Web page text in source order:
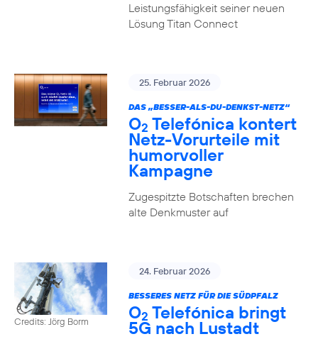
Leistungsfähigkeit seiner neuen
Lösung Titan Connect
25. Februar 2026
DAS „BESSER-ALS-DU-DENKST-NETZ“
O2 Telefónica kontert
Netz-Vorurteile mit
humorvoller
Kampagne
Zugespitzte Botschaften brechen
alte Denkmuster auf
Credits: Jörg Borm
24. Februar 2026
BESSERES NETZ FÜR DIE SÜDPFALZ
O2 Telefónica bringt
5G nach Lustadt